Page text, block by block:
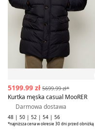
5199.99 zł 5699.99 zł*
Kurtka męska casual MooRER
Darmowa dostawa
48 | 50 | 52 | 54 | 56
*najniższa cena w okresie 30 dni przed obniżką